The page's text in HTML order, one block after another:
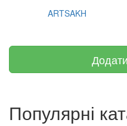
ARTSAKH
Популярні